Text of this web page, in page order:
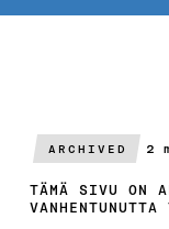
ARCHIVED 2
TÄMÄ SIVU ON